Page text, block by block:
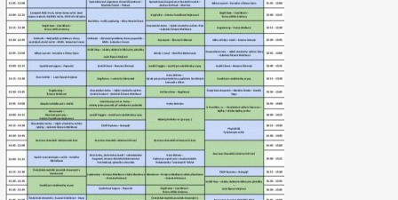
JAK NÁM POMOCI - POMÁHAJÍ NÁM :-)
Fretky Boleslav, z.s.
Trnová 15
294 25 Katusice